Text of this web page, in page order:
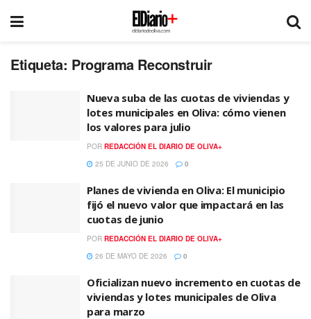
Etiqueta: Programa Reconstruir
Nueva suba de las cuotas de viviendas y
lotes municipales en Oliva: cómo vienen
los valores para julio
POR REDACCIÓN EL DIARIO DE OLIVA+
25 DE JUNIO DE 2026
0
Planes de vivienda en Oliva: El municipio
fijó el nuevo valor que impactará en las
cuotas de junio
POR REDACCIÓN EL DIARIO DE OLIVA+
26 DE MAYO DE 2026
0
Oficializan nuevo incremento en cuotas de
viviendas y lotes municipales de Oliva
para marzo